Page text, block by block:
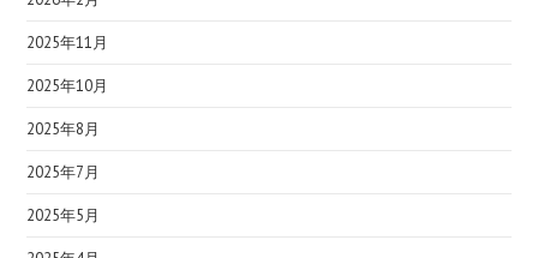
2025年11月
2025年10月
2025年8月
2025年7月
2025年5月